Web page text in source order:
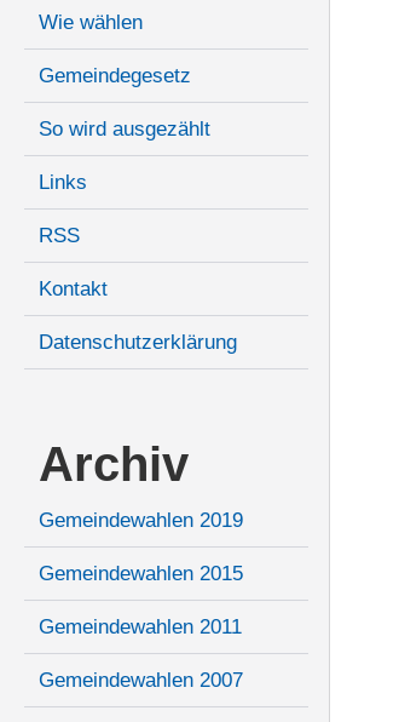
Wie wählen
Gemeindegesetz
So wird ausgezählt
Links
RSS
Kontakt
Datenschutzerklärung
Archiv
Gemeindewahlen 2019
Gemeindewahlen 2015
Gemeindewahlen 2011
Gemeindewahlen 2007